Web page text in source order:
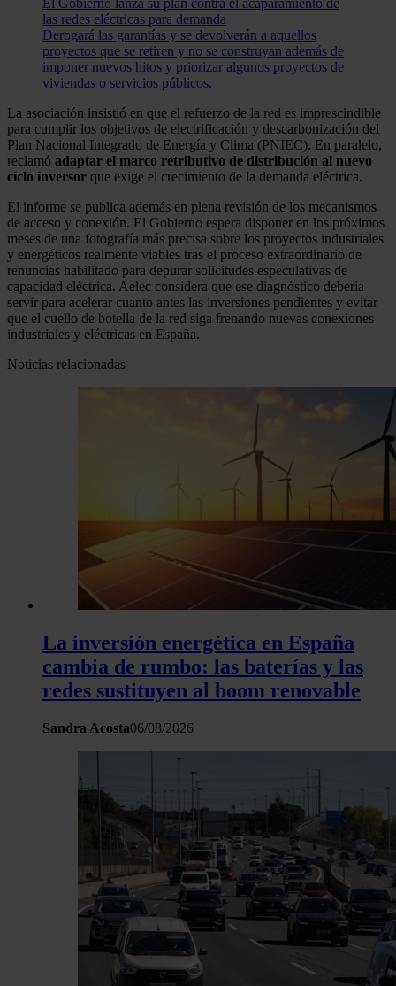
El Gobierno lanza su plan contra el acaparamiento de
las redes eléctricas para demanda
Derogará las garantías y se devolverán a aquellos
proyectos que se retiren y no se construyan además de
imponer nuevos hitos y priorizar algunos proyectos de
viviendas o servicios públicos.
La asociación insistió en que el refuerzo de la red es imprescindible
para cumplir los objetivos de electrificación y descarbonización del
Plan Nacional Integrado de Energía y Clima (PNIEC). En paralelo,
reclamó adaptar el marco retributivo de distribución al nuevo
ciclo inversor que exige el crecimiento de la demanda eléctrica.
El informe se publica además en plena revisión de los mecanismos
de acceso y conexión. El Gobierno espera disponer en los próximos
meses de una fotografía más precisa sobre los proyectos industriales
y energéticos realmente viables tras el proceso extraordinario de
renuncias habilitado para depurar solicitudes especulativas de
capacidad eléctrica. Aelec considera que ese diagnóstico debería
servir para acelerar cuanto antes las inversiones pendientes y evitar
que el cuello de botella de la red siga frenando nuevas conexiones
industriales y eléctricas en España.
Noticias relacionadas
La inversión energética en España
cambia de rumbo: las baterías y las
redes sustituyen al boom renovable
Sandra Acosta06/08/2026